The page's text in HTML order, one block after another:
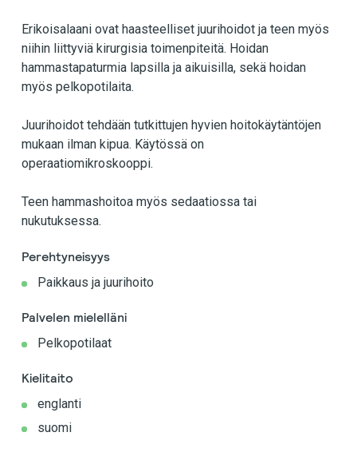
Erikoisalaani ovat haasteelliset juurihoidot ja teen myös
niihin liittyviä kirurgisia toimenpiteitä. Hoidan
hammastapaturmia lapsilla ja aikuisilla, sekä hoidan
myös pelkopotilaita.
Juurihoidot tehdään tutkittujen hyvien hoitokäytäntöjen
mukaan ilman kipua. Käytössä on
operaatiomikroskooppi.
Teen hammashoitoa myös sedaatiossa tai
nukutuksessa.
Perehtyneisyys
Paikkaus ja juurihoito
Palvelen mielelläni
Pelkopotilaat
Kielitaito
englanti
suomi